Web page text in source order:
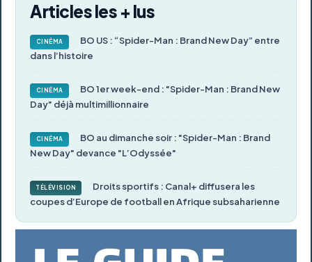
Articles les + lus
CINÉMA
BO US : “Spider-Man : Brand New Day” entre
dans l’histoire
CINÉMA
BO 1er week-end : "Spider-Man : Brand New
Day" déjà multimillionnaire
CINÉMA
BO au dimanche soir : "Spider-Man : Brand
New Day" devance "L’Odyssée"
TÉLÉVISION
Droits sportifs : Canal+ diffusera les
coupes d’Europe de football en Afrique subsaharienne